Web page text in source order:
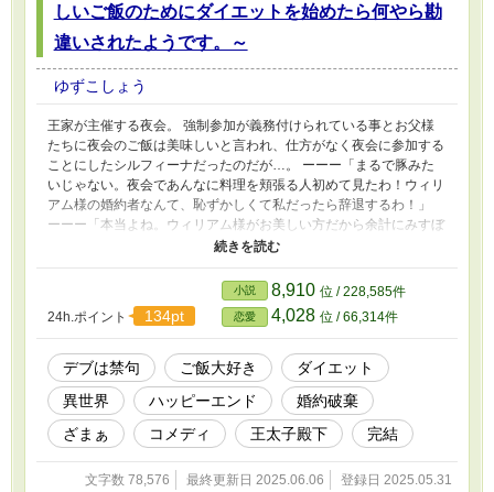
しいご飯のためにダイエットを始めたら何やら勘
違いされたようです。～
ゆずこしょう
王家が主催する夜会。 強制参加が義務付けられている事とお父様
たちに夜会のご飯は美味しいと言われ、仕方がなく夜会に参加する
ことにしたシルフィーナだったのだが…。 ーーー「まるで豚みた
いじゃない。夜会であんなに料理を頬張る人初めて見たわ！ウィリ
アム様の婚約者なんて、恥ずかしくて私だったら辞退するわ！」
ーーー「本当よね。ウィリアム様がお美しい方だから余計にみすぼ
らしく感じるわよね。それにウィリアム様には愛していらっしゃる
っ…噂をしていれば…ウィリアム様とミレーナ様よ。あの二人は絵
になるわね。それに比べてあの豚。どっか行ってくれないかし
ら…」 夜会の会場のどこにいても聞こえてくるのはシルフィーナ
に対する暴言ばかり… しかし、シルフィーナは気にしない。
「（お腹すいてイライラしているのね。こんなに美味しいものがお
るのだから食べればいいのに…）」 いっぱい食べてお腹がいっぱ
いなったシルフィーナが満足して夜会の会場を出よう歩き出すと…
目の前に婚約者であるウィリアムが女性を連れて現れて…？ 「シ
ルフィーナ。お前に話がある。」 勝ち誇ったような顔をして立つ
ミレーナと、他の人たちと同じように虫でも見るような目で見てく
るウィリアムを見てなんとなく全てを察した。 「なんでしょう
24h.ポイント 134pt
小説 8,910 位 / 228,585件
恋愛 4,028 位 / 66,314件
デブは禁句 ご飯大好き
ダイエット
異世界
ハッピーエンド
婚約破棄
ざまぁ
コメディ 王太子殿下 完結
文字数 78,576 最終更新日 2025.06.06 登録日 2025.05.31